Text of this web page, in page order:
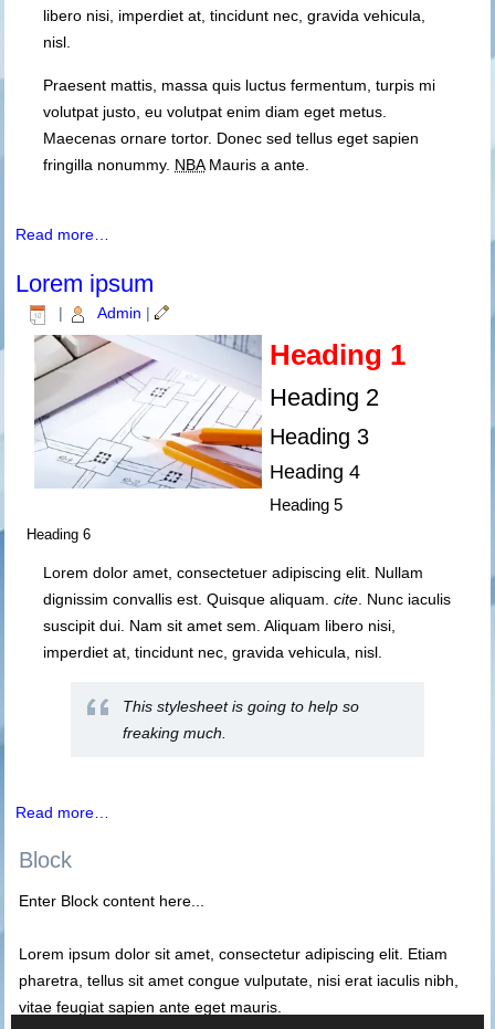
libero nisi, imperdiet at, tincidunt nec, gravida vehicula,
nisl.
Praesent mattis, massa quis luctus fermentum, turpis mi
volutpat justo, eu volutpat enim diam eget metus.
Maecenas ornare tortor. Donec sed tellus eget sapien
fringilla nonummy. NBAMauris a ante.
Read more…
Lorem ipsum
| Admin |
Heading 1
Heading 2
Heading 3
Heading 4
Heading 5
Heading 6
Lorem dolor amet, consectetuer adipiscing elit. Nullam
dignissim convallis est. Quisque aliquam.cite. Nunc iaculis
suscipit dui. Nam sit amet sem. Aliquam libero nisi,
imperdiet at, tincidunt nec, gravida vehicula, nisl.
This stylesheet is going to help so
freaking much.
Read more…
Block
Enter Block content here...
Lorem ipsum dolor sit amet, consectetur adipiscing elit. Etiam
pharetra, tellus sit amet congue vulputate, nisi erat iaculis nibh,
vitae feugiat sapien ante eget mauris.